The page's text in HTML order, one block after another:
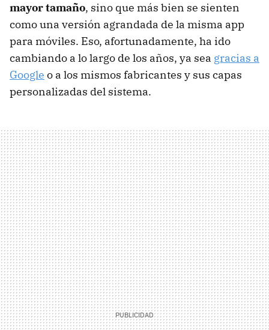
mayor tamaño, sino que más bien se sienten
como una versión agrandada de la misma app
para móviles. Eso, afortunadamente, ha ido
cambiando a lo largo de los años, ya sea gracias a
Google o a los mismos fabricantes y sus capas
personalizadas del sistema.